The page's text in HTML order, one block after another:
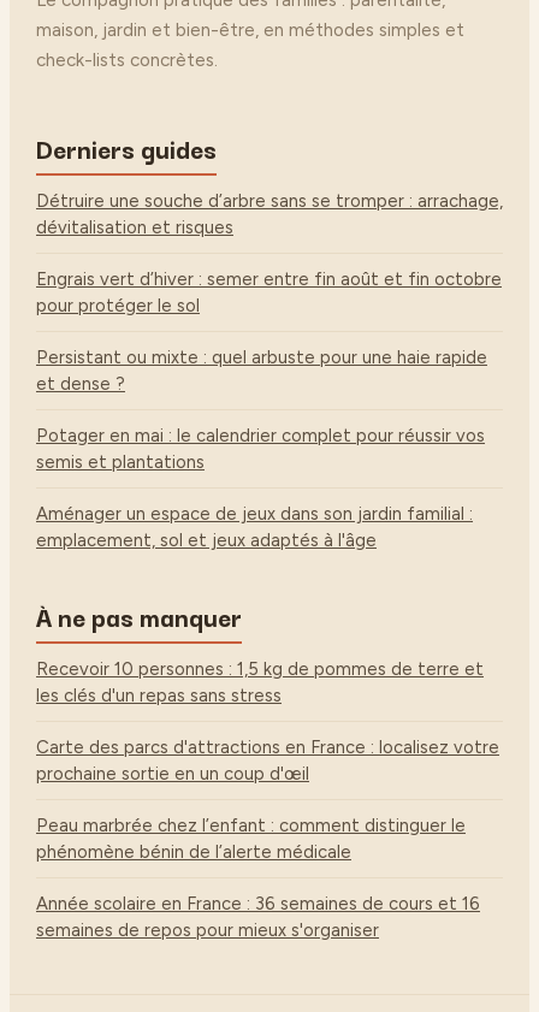
maison, jardin et bien-être, en méthodes simples et
check-lists concrètes.
Derniers guides
Détruire une souche d’arbre sans se tromper : arrachage,
dévitalisation et risques
Engrais vert d’hiver : semer entre fin août et fin octobre
pour protéger le sol
Persistant ou mixte : quel arbuste pour une haie rapide
et dense ?
Potager en mai : le calendrier complet pour réussir vos
semis et plantations
Aménager un espace de jeux dans son jardin familial :
emplacement, sol et jeux adaptés à l'âge
À ne pas manquer
Recevoir 10 personnes : 1,5 kg de pommes de terre et
les clés d'un repas sans stress
Carte des parcs d'attractions en France : localisez votre
prochaine sortie en un coup d'œil
Peau marbrée chez l’enfant : comment distinguer le
phénomène bénin de l’alerte médicale
Année scolaire en France : 36 semaines de cours et 16
semaines de repos pour mieux s'organiser